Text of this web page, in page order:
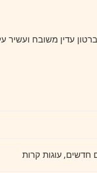
עדין משובח
חדשים, עוגות קרות